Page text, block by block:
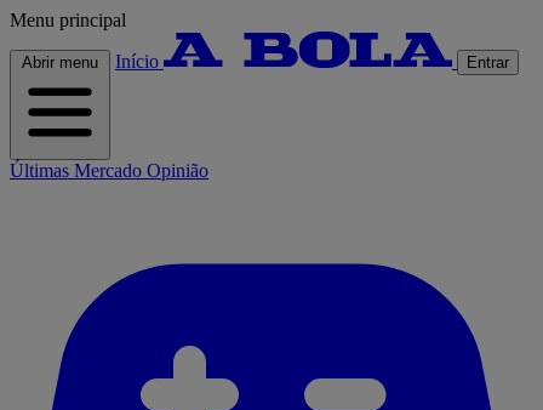
Menu principal
Abrir menu Início Entrar
Últimas Mercado Opinião